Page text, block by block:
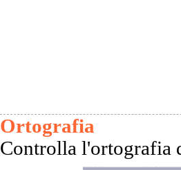
Ortografia
Controlla l'ortografia